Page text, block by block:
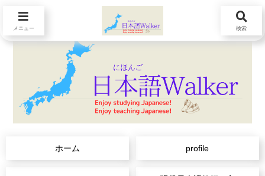
ホーム profile
メニュー 検索